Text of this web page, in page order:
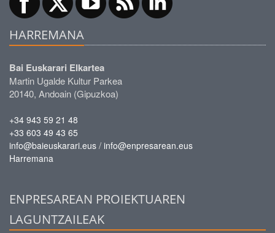
HARREMANA
Bai Euskarari Elkartea
Martin Ugalde Kultur Parkea
20140, Andoain (Gipuzkoa)
+34 943 59 21 48
+33 603 49 43 65
info@baieuskarari.eus / info@enpresarean.eus
Harremana
ENPRESAREAN PROIEKTUAREN
LAGUNTZAILEAK